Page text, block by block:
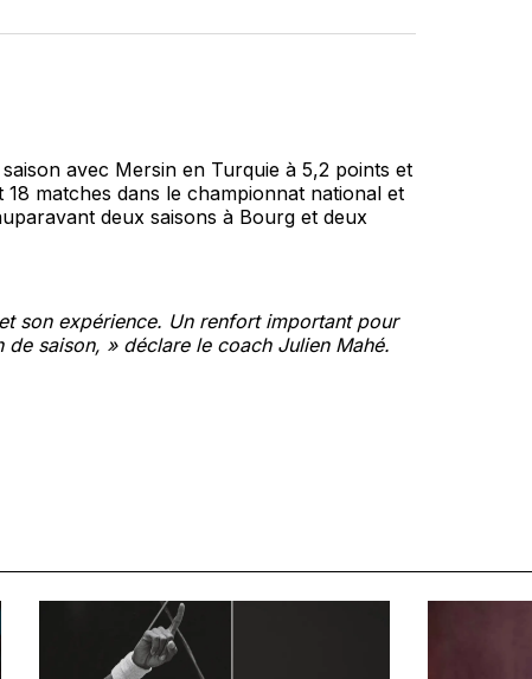
Facebook
LinkedInWhatsApp
Courriel
avec Mersin en Turquie à 5,2 points et
matches dans le championnat national et
deux saisons à Bourg et deux
son expérience. Un renfort important pour
saison, » déclare le coach Julien Mahé.